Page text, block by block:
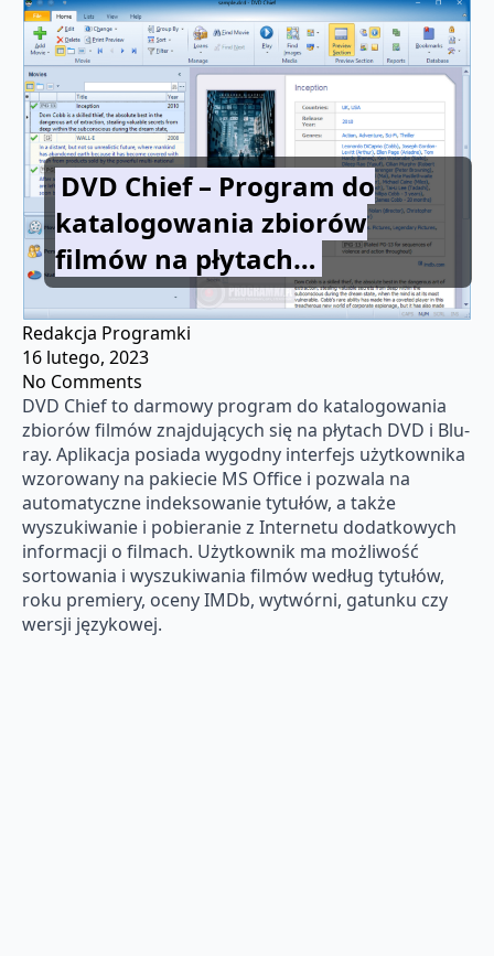
DVD Chief – Program do
katalogowania zbiorów
filmów na płytach…
Redakcja Programki
16 lutego, 2023
No Comments
DVD Chief to darmowy program do katalogowania
zbiorów filmów znajdujących się na płytach DVD i Blu-
ray. Aplikacja posiada wygodny interfejs użytkownika
wzorowany na pakiecie MS Office i pozwala na
automatyczne indeksowanie tytułów, a także
wyszukiwanie i pobieranie z Internetu dodatkowych
informacji o filmach. Użytkownik ma możliwość
sortowania i wyszukiwania filmów według tytułów,
roku premiery, oceny IMDb, wytwórni, gatunku czy
wersji językowej.